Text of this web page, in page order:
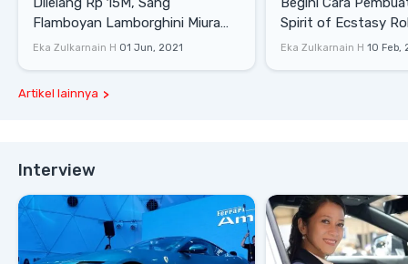
Flamboyan Lamborghini Miura
P400 S
Eka Zulkarnain H 01 Jun, 2021
Spirit of Ecstasy
Eka Zulkarnain H 10 Feb,
Artikel lainnya
Interview